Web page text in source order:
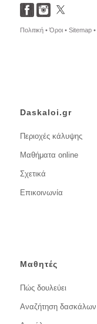
Πολιτική •Όροι • Sitemap •
Daskaloi.gr
Περιοχές κάλυψης
Μαθήματα online
Σχετικά
Επικοινωνία
Μαθητές
Πώς δουλεύει
Αναζήτηση δασκάλων